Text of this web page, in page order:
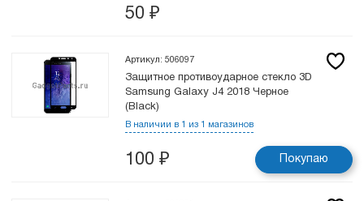
50 ₽
Артикул: 506097
Защитное противоударное стекло 3D
Samsung Galaxy J4 2018 Черное
(Black)
В наличии в 1 из 1 магазинов
100 ₽ Покупаю